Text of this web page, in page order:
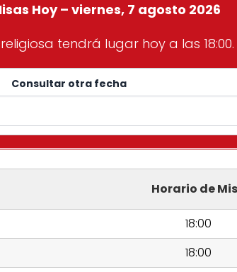
Hoy – viernes, 7 agosto 2026
tendrá lugar hoy a las 18:00.
Consultar otra fecha
Horario de
18:00
18:00